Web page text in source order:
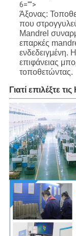
6="">
Άξονας:
που
Mandrel
επαρκές
ενδεδειγμένη.
επιφάνειας
τοποθετώντας.
Γιατί επιλέξτε